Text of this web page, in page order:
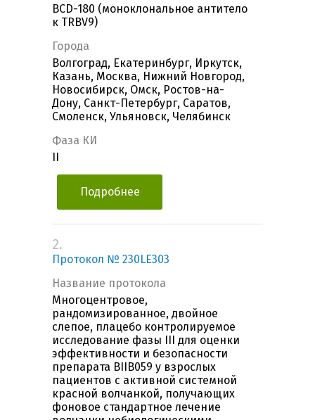
BCD-180 (моноклональное антитело
к TRBV9)
Города
Волгоград, Екатеринбург, Иркутск,
Казань, Москва, Нижний Новгород,
Новосибирск, Омск, Ростов-на-
Дону, Санкт-Петербург, Саратов,
Смоленск, Ульяновск, Челябинск
Фаза КИ
Подробнее
2.
Протокол № 230LE303
Название протокола
Многоцентровое,
рандомизированное, двойное
слепое, плацебо контролируемое
исследование фазы III для оценки
эффективности и безопасности
препарата BIIB059 у взрослых
пациентов с активной системной
красной волчанкой, получающих
фоновое стандартное лечение